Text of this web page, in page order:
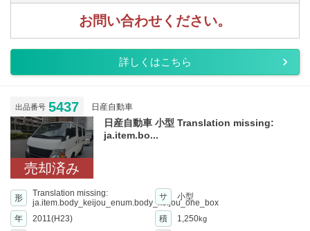
お問い合わせください。
詳しくはこちら
出品番号 5437 日産自動車
売却済み
日産自動車 小型 Translation missing:
ja.item.bo...
形
Translation missing:
ja.item.body_keijou_enum.body_keijou_one_box
サ 小型
年 2011(H23) 積 1,250kg